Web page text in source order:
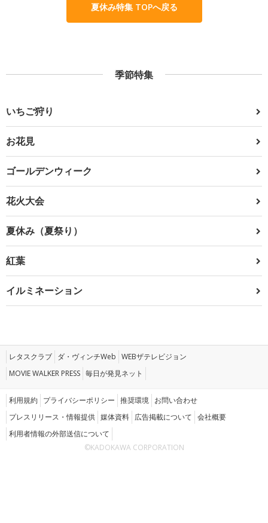
夏休み特集 TOPへ戻る
季節特集
いちご狩り
お花見
ゴールデンウィーク
花火大会
夏休み（夏祭り）
紅葉
イルミネーション
レタスクラブ ダ・ヴィンチWeb WEBザテレビジョン
MOVIE WALKER PRESS 毎日が発見ネット
利用規約 プライバシーポリシー 推奨環境 お問い合わせ
プレスリリース・情報提供 媒体資料 広告掲載について 会社概要
利用者情報の外部送信について
©KADOKAWA CORPORATION